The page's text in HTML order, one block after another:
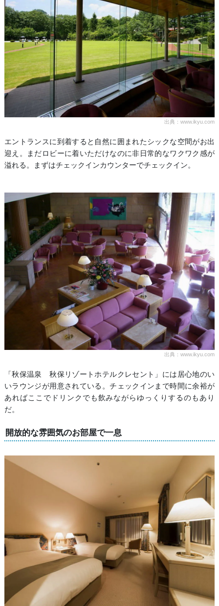
出典：www.ikyu.com
エントランスに到着すると自然に囲まれたシックな空間がお出
迎え。まだロビーに着いただけなのに非日常的なワクワク感が
溢れる。まずはチェックインカウンターでチェックイン。
出典：www.ikyu.com
「秋保温泉 秋保リゾートホテルクレセント」には居心地のい
いラウンジが用意されている。チェックインまで時間に余裕が
あればここでドリンクでも飲みながらゆっくりするのもあり
だ。
開放的な雰囲気のお部屋で一息